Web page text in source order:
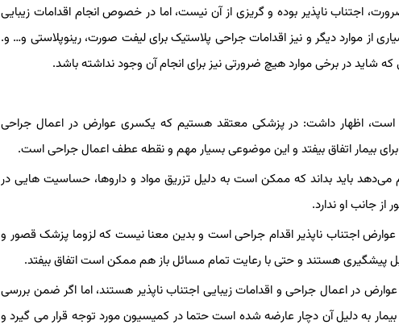
اجتناب ناپذیر بوده و گریزی از آن نیست، اما در خصوص انجام اقدامات زیبایی
از موارد دیگر و نیز اقدامات جراحی پلاستیک برای لیفت صورت، رینوپلاستی و… و.
شاید در برخی موارد هیچ ضرورتی نیز برای انجام آن وجود نداشته باشد.
است، اظهار داشت: در پزشکی معتقد هستیم که یکسری عوارض در اعمال جراحی
بیمار اتفاق بیفتد و این موضوعی بسیار مهم و نقطه عطف اعمال جراحی است.
باید بداند که ممکن است به دلیل تزریق مواد و داروها، حساسیت هایی در
جانب او ندارد.
اجتناب ناپذیر اقدام جراحی است و بدین معنا نیست که لزوما پزشک قصور و
پیشگیری هستند و حتی با رعایت تمام مسائل باز هم ممکن است اتفاق بیفتد.
در اعمال جراحی و اقدامات زیبایی اجتناب ناپذیر هستند، اما اگر ضمن بررسی
به دلیل آن دچار عارضه شده است حتما در کمیسیون مورد توجه قرار می گیرد و